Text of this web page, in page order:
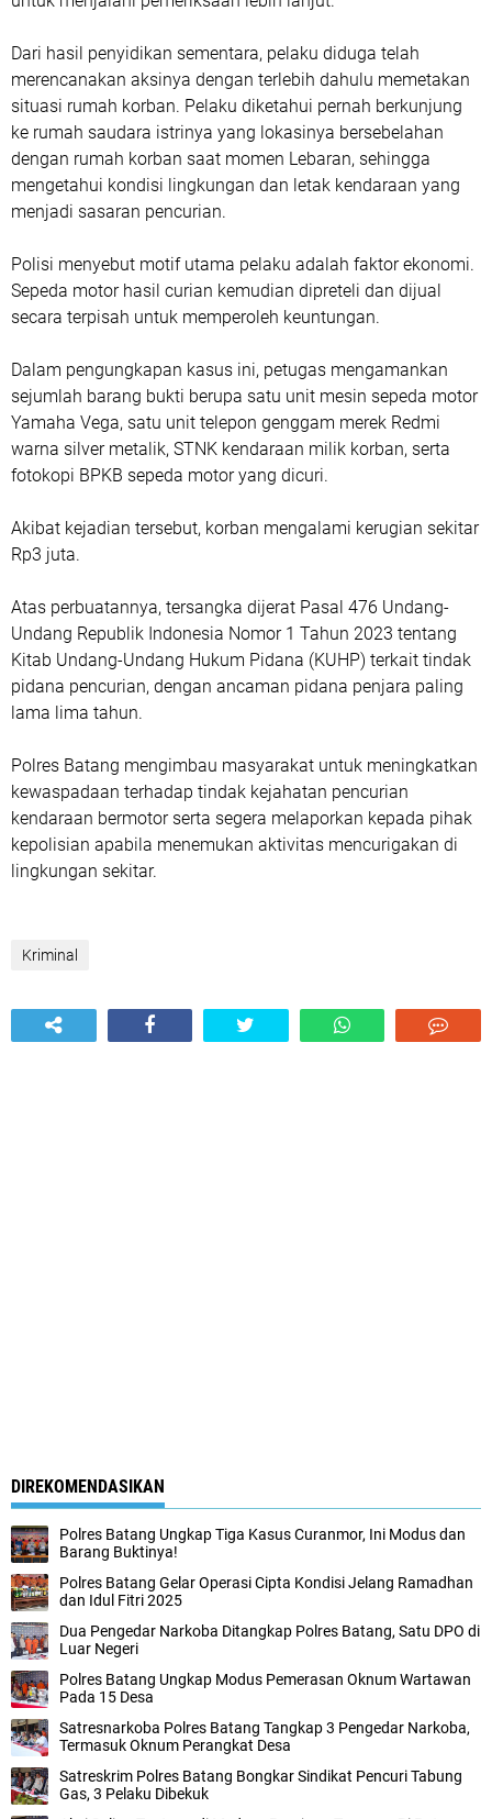
Dari hasil penyidikan sementara, pelaku diduga telah
merencanakan aksinya dengan terlebih dahulu memetakan
situasi rumah korban. Pelaku diketahui pernah berkunjung
ke rumah saudara istrinya yang lokasinya bersebelahan
dengan rumah korban saat momen Lebaran, sehingga
mengetahui kondisi lingkungan dan letak kendaraan yang
menjadi sasaran pencurian.
Polisi menyebut motif utama pelaku adalah faktor ekonomi.
Sepeda motor hasil curian kemudian dipreteli dan dijual
secara terpisah untuk memperoleh keuntungan.
Dalam pengungkapan kasus ini, petugas mengamankan
sejumlah barang bukti berupa satu unit mesin sepeda motor
Yamaha Vega, satu unit telepon genggam merek Redmi
warna silver metalik, STNK kendaraan milik korban, serta
fotokopi BPKB sepeda motor yang dicuri.
Akibat kejadian tersebut, korban mengalami kerugian sekitar
Rp3 juta.
Atas perbuatannya, tersangka dijerat Pasal 476 Undang-
Undang Republik Indonesia Nomor 1 Tahun 2023 tentang
Kitab Undang-Undang Hukum Pidana (KUHP) terkait tindak
pidana pencurian, dengan ancaman pidana penjara paling
lama lima tahun.
Polres Batang mengimbau masyarakat untuk meningkatkan
kewaspadaan terhadap tindak kejahatan pencurian
kendaraan bermotor serta segera melaporkan kepada pihak
kepolisian apabila menemukan aktivitas mencurigakan di
lingkungan sekitar.
Kriminal
DIREKOMENDASIKAN
Polres Batang Ungkap Tiga Kasus Curanmor, Ini Modus dan
Barang Buktinya!
Polres Batang Gelar Operasi Cipta Kondisi Jelang Ramadhan
dan Idul Fitri 2025
Dua Pengedar Narkoba Ditangkap Polres Batang, Satu DPO di
Luar Negeri
Polres Batang Ungkap Modus Pemerasan Oknum Wartawan
Pada 15 Desa
Satresnarkoba Polres Batang Tangkap 3 Pengedar Narkoba,
Termasuk Oknum Perangkat Desa
Satreskrim Polres Batang Bongkar Sindikat Pencuri Tabung
Gas, 3 Pelaku Dibekuk